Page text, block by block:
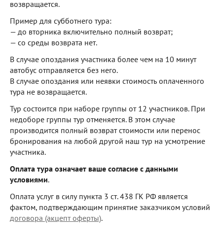
возвращается.
Пример для субботнего тура:
— до вторника включительно полный возврат;
— со среды возврата нет.
В случае опоздания участника более чем на 10 минут
автобус отправляется без него.
В случае опоздания или неявки стоимость оплаченного
тура не возвращается.
Тур состоится при наборе группы от 12 участников. При
недоборе группы тур отменяется. В этом случае
производится полный возврат стоимости или перенос
бронирования на любой другой наш тур на усмотрение
участника.
Оплата тура означает ваше согласие с данными
условиями.​
Оплата услуг в силу пункта 3 ст. 438 ГК РФ является
фактом, подтверждающим принятие заказчиком условий
договора (акцепт оферты).